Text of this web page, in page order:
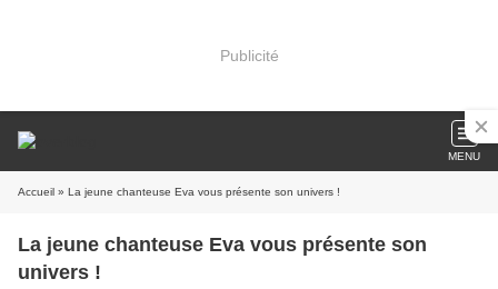
Publicité
MENU
Accueil » La jeune chanteuse Eva vous présente son univers !
La jeune chanteuse Eva vous présente son
univers !